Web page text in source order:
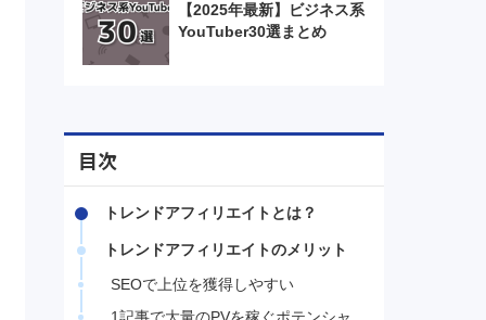
【2025年最新】ビジネス系
YouTuber30選まとめ
目次
トレンドアフィリエイトとは？
トレンドアフィリエイトのメリット
SEOで上位を獲得しやすい